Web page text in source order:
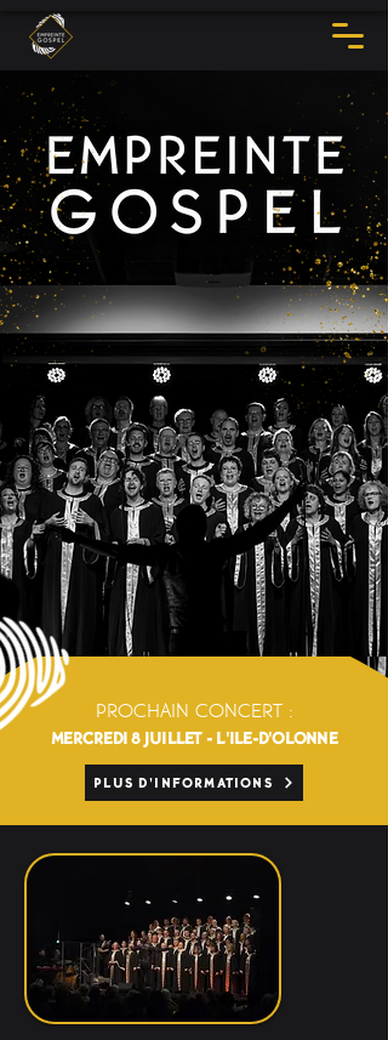
PROCHAIN CONCERT :
MERCREDI 8 JUILLET - L'ILE-D'OLONNE
PLUS D'INFORMATIONS